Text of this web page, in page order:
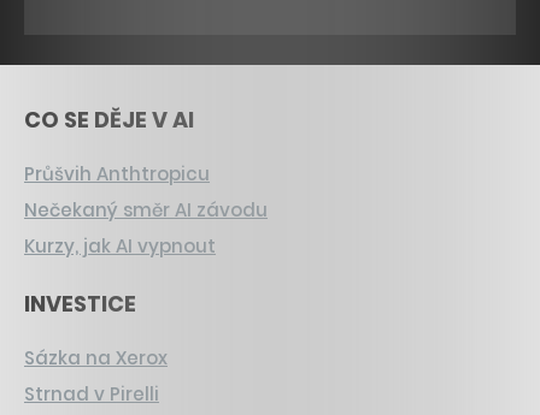
CO SE DĚJE V AI
Průšvih Anthtropicu
Nečekaný směr AI závodu
Kurzy, jak AI vypnout
INVESTICE
Sázka na Xerox
Strnad v Pirelli